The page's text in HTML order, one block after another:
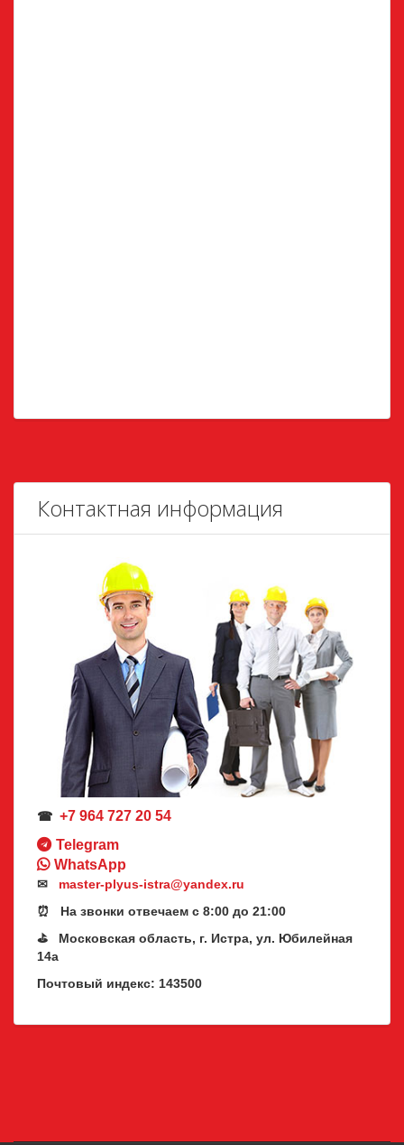
Контактная информация
☎ +7 964 727 20 54
Telegram
WhatsApp
✉ master-plyus-istra@yandex.ru
⏰ На звонки отвечаем с 8:00 до 21:00
⛳ Московская область, г. Истра, ул. Юбилейная
14а
Почтовый индекс: 143500